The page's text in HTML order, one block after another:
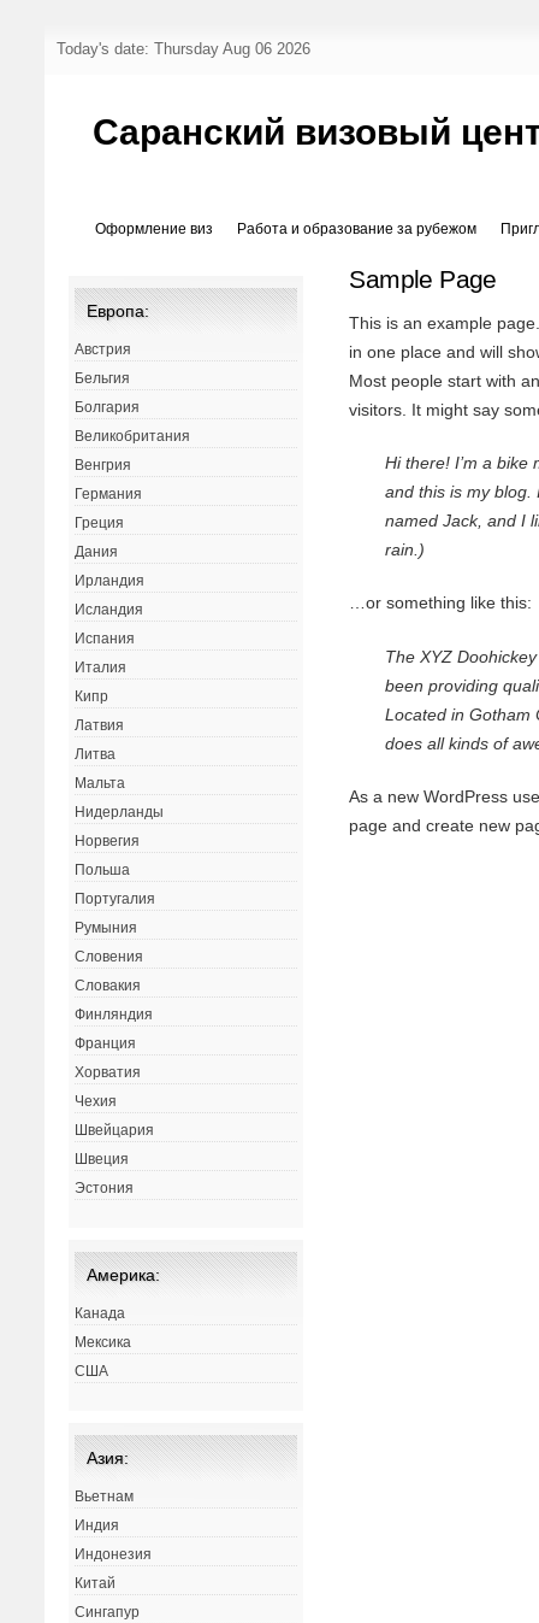
Today's date: Thursday Aug 06 2026
Саранский визовый
Оформление виз Работа и образование за рубежом
Sample Page
This is an example
in one place and will
Most people start with
visitors. It might say
Hi there! I’m a bike
and this is my blog.
named Jack, and I
rain.)
…or something like this:
The XYZ
been providing
Located in Gotham
does all kinds of
As a new WordPress
page and create new
Европа:
Австрия
Бельгия
Болгария
Великобритания
Венгрия
Германия
Греция
Дания
Ирландия
Исландия
Испания
Италия
Кипр
Латвия
Литва
Мальта
Нидерланды
Норвегия
Польша
Португалия
Румыния
Словения
Словакия
Финляндия
Франция
Хорватия
Чехия
Швейцария
Швеция
Эстония
Америка:
Канада
Мексика
США
Азия:
Вьетнам
Индия
Индонезия
Китай
Сингапур